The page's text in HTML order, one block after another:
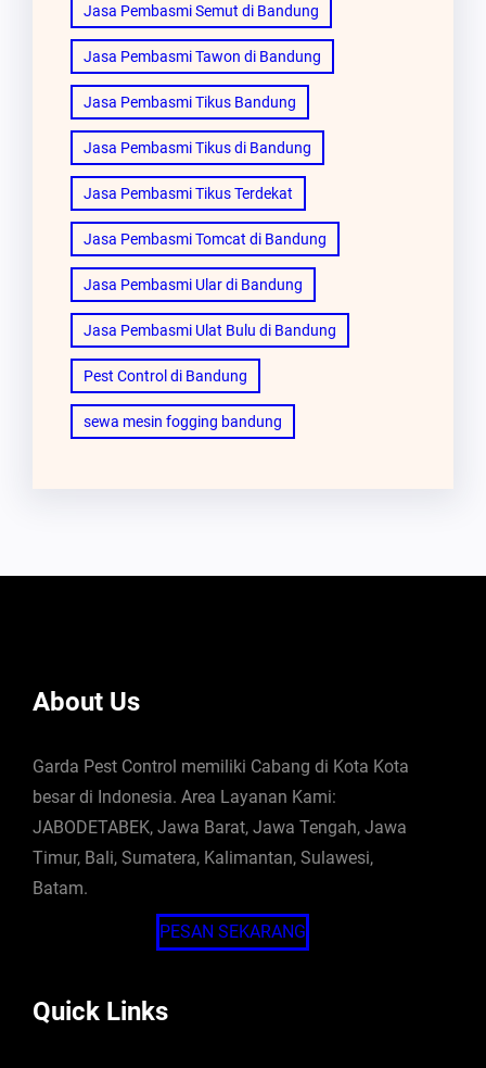
Jasa Pembasmi Semut di Bandung
Jasa Pembasmi Tawon di Bandung
Jasa Pembasmi Tikus Bandung
Jasa Pembasmi Tikus di Bandung
Jasa Pembasmi Tikus Terdekat
Jasa Pembasmi Tomcat di Bandung
Jasa Pembasmi Ular di Bandung
Jasa Pembasmi Ulat Bulu di Bandung
Pest Control di Bandung
sewa mesin fogging bandung
About Us
Garda Pest Control memiliki Cabang di Kota Kota
besar di Indonesia. Area Layanan Kami:
JABODETABEK, Jawa Barat, Jawa Tengah, Jawa
Timur, Bali, Sumatera, Kalimantan, Sulawesi,
Batam.
PESAN SEKARANG
Quick Links